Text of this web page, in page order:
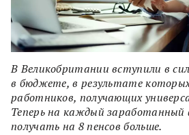
В Великобритании вступили в
в бюджете, в результате
работников, получающих
Теперь на каждый
получать на 8 пенсов больше.